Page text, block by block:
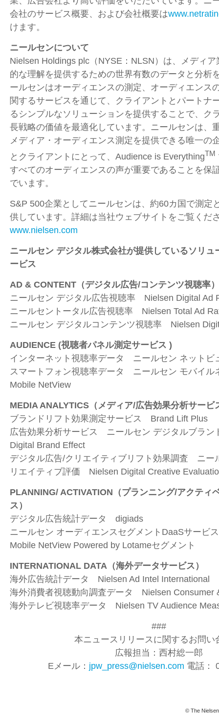
会社のサービス概要、および会社概要は
けます。
ニールセンについて
Nielsen Holdings plc（NYSE ： NLSN）は、メディ
的な理解を提供するための世界有数のデータと分析
ールセンはオーディエンスの測定、オーディエンス
関するサービスを通じて、クライアントとパートナ
るシンプルなソリューションを提供することで、ク
長戦略の価値を最適化しています。ニールセンは、
メディア・オーディエンス測定を提供できる唯一の
とクライアントにとって、Audience is EverythingTM
すべてのオーディエンスの声が重要であることを保
でいます。
S&P 500企業としてニールセンは、約60カ国で測定
供しています。詳細は当社ウェブサイトをご覧くだ
www.nielsen.com
ニールセン デジタル株式会社が提供しているソリュ
ービス
AD & CONTENT （デジタル広告/コンテンツ視聴率）
ニールセン デジタル広告視聴率 Nielsen Digital Ad
ニールセントータル広告視聴率 Nielsen Total Ad
ニールセン デジタルコンテンツ視聴率 Nielsen
AUDIENCE (視聴者パネル測定サービス )
インターネット視聴率データ ニールセン ネットビ
スマートフォン視聴率データ ニールセン モバイル
Mobile NetView
MEDIA ANALYTICS （メディア/広告効果分析サービ
ブランドリフト効果測定サービス Brand Lift Plus
広告効果分析サービス ニールセン デジタルブラ
Digital Brand Effect
デジタル広告/クリエイティブリフト効果調査 ニー
リエイティブ評価 Nielsen Digital Creative
PLANNING/ ACTIVATION （プランニング/アクティ
ス）
デジタル広告統計データ digiads
ニールセン オーディエンスセグメント DaaSサービ
Mobile NetView Powered by Lotameセグメント
INTERNATIONAL DATA （海外データサービス）
海外広告統計データ Nielsen Ad Intel International
海外消費者視聴動向調査データ Nielsen Consumer
海外テレビ視聴率データ Nielsen TV Audience
###
本ニュースリリースに関するお問い
広報担当：西村総一郎
Eメール： jpw_press@nielsen.com 電話：
© The